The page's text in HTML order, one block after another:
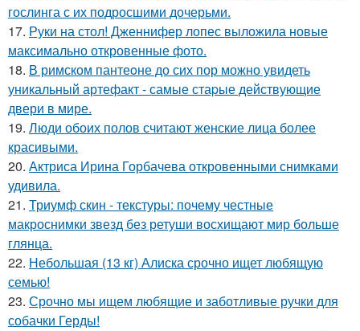
гослинга с их подросшими дочерьми.
17. Руки на стол! Дженнифер лопес выложила новые
максимально откровенные фото.
18. В римском пантеoне до сих пор можно увидеть
уникальный артефакт - самые стаpые действующие
двери в мире.
19. Люди обоих полов считают женские лица более
красивыми.
20. Актриса Ирина Горбачева откровенными снимками
удивила.
21. Триумф скин - текстуры: почему честные
макроснимки звезд без ретуши восхищают мир больше
глянца.
22. Небольшая (13 кг) Алиска срочно ищет любящую
семью!
23. Срочно мы ищем любящие и заботливые ручки для
собачки Герды!